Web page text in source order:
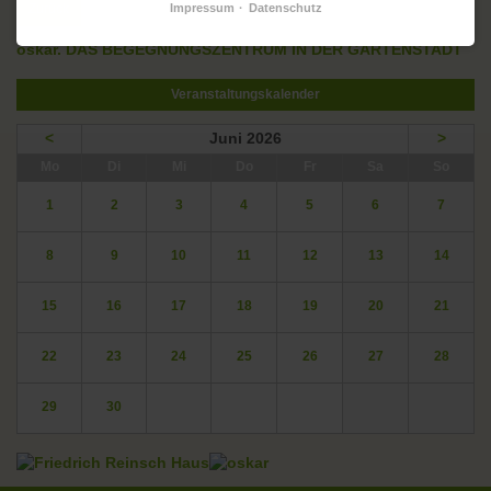
oskar. DAS BEGEGNUNGSZENTRUM IN DER GARTENSTADT
Veranstaltungskalender
< Juni 2026 >
1 2 3 4 5 6 7
8 9 10 11 12 13 14
15 16 17 18 19 20 21
22 23 24 25 26 27 28
29 30
Impressum Datenschutz